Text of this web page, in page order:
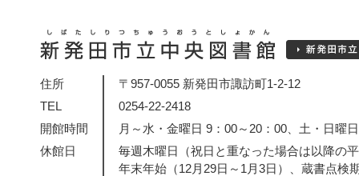
住所
〒957-0055 新発田市諏訪町1-2-12
TEL
0254-22-2418
開館時間
月～水・金曜日 9：00～20：00、土・日曜
休館日
毎週木曜日（祝日と重なった場合は以降の
年末年始（12月29日～1月3日）、蔵書点検